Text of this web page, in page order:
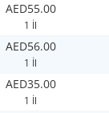
AED55.00
1 İl
AED56.00
1 İl
AED35.00
1 İl